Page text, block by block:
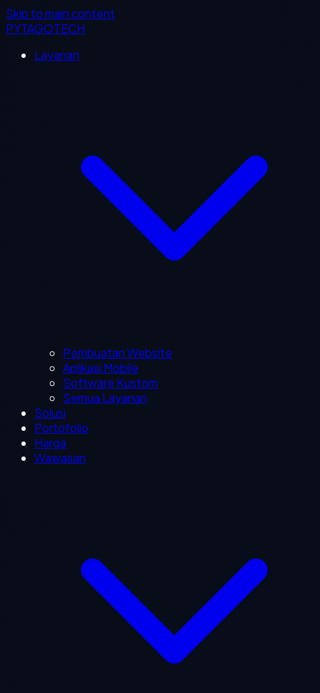
Skip to main content
PYTAGOTECH
Layanan
Pembuatan Website
Aplikasi Mobile
Software Kustom
Semua Layanan
Solusi
Portofolio
Harga
Wawasan